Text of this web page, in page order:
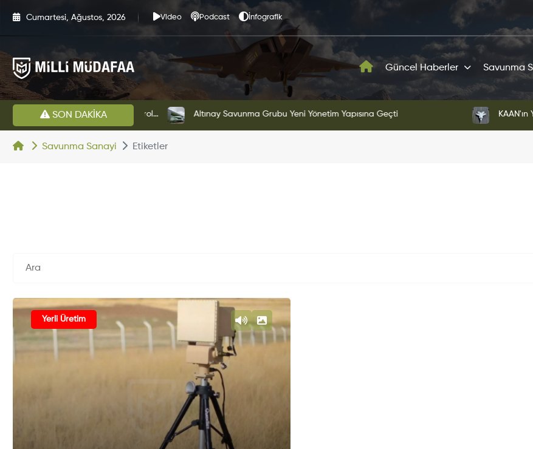
Cumartesi, Ağustos, 2026 Video Podcast İnfografik
Güncel Haberler Savunma
SON DAKİKA Altınay Savunma Grubu Yeni Yönetim Yapısına Geçti KAAN'ın Yeni
Savunma Sanayi Etiketler
Yerli Üretim